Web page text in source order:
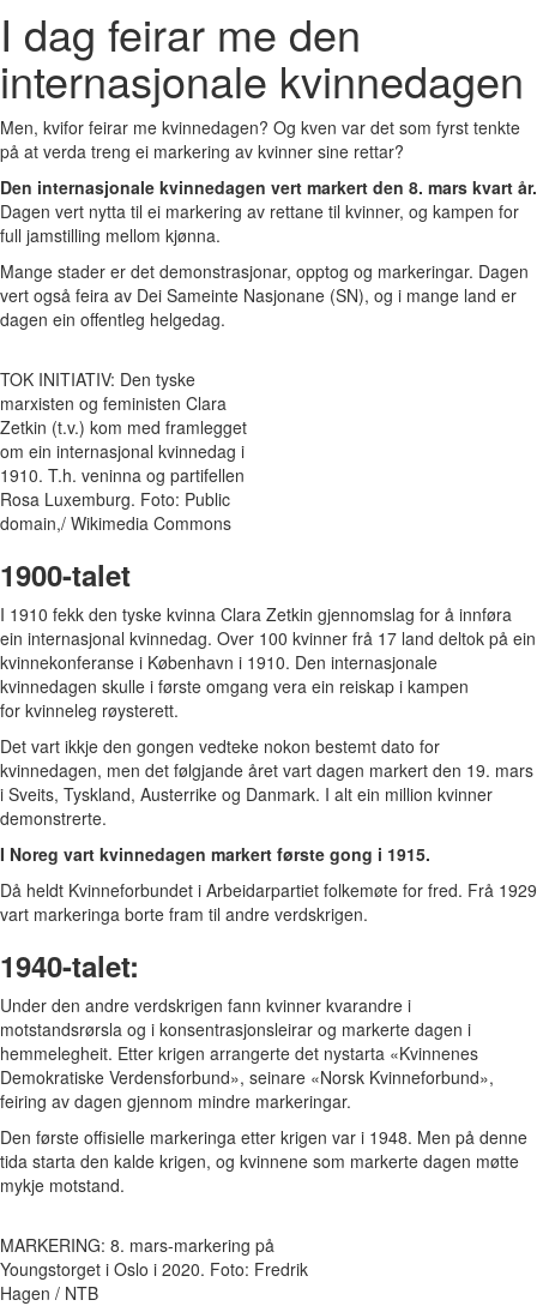
I dag feirar me den
internasjonale kvinnedagen
Men, kvifor feirar me kvinnedagen? Og kven var det som fyrst tenkte
på at verda treng ei markering av kvinner sine rettar?
Den internasjonale kvinnedagen vert markert den 8. mars kvart år.
Dagen vert nytta til ei markering av rettane til kvinner, og kampen for
full jamstilling mellom kjønna.
Mange stader er det demonstrasjonar, opptog og markeringar. Dagen
vert også feira av Dei Sameinte Nasjonane (SN), og i mange land er
dagen ein offentleg helgedag.
TOK INITIATIV: Den tyske
marxisten og feministen Clara
Zetkin (t.v.) kom med framlegget
om ein internasjonal kvinnedag i
1910. T.h. veninna og partifellen
Rosa Luxemburg. Foto: Public
domain,/ Wikimedia Commons
1900-talet
I 1910 fekk den tyske kvinna Clara Zetkin gjennomslag for å innføra
ein internasjonal kvinnedag. Over 100 kvinner frå 17 land deltok på ein
kvinnekonferanse i København i 1910. Den internasjonale
kvinnedagen skulle i første omgang vera ein reiskap i kampen
for kvinneleg røysterett.
Det vart ikkje den gongen vedteke nokon bestemt dato for
kvinnedagen, men det følgjande året vart dagen markert den 19. mars
i Sveits, Tyskland, Austerrike og Danmark. I alt ein million kvinner
demonstrerte.
I Noreg vart kvinnedagen markert første gong i 1915.
Då heldt Kvinneforbundet i Arbeidarpartiet folkemøte for fred. Frå 1929
vart markeringa borte fram til andre verdskrigen.
1940-talet:
Under den andre verdskrigen fann kvinner kvarandre i
motstandsrørsla og i konsentrasjonsleirar og markerte dagen i
hemmelegheit. Etter krigen arrangerte det nystarta «Kvinnenes
Demokratiske Verdensforbund», seinare «Norsk Kvinneforbund»,
feiring av dagen gjennom mindre markeringar.
Den første offisielle markeringa etter krigen var i 1948. Men på denne
tida starta den kalde krigen, og kvinnene som markerte dagen møtte
mykje motstand.
MARKERING: 8. mars-markering på
Youngstorget i Oslo i 2020. Foto: Fredrik
Hagen / NTB